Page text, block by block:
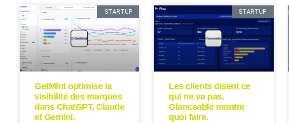
STARTUP
GetMint optimise la
visibilité des marques
dans ChatGPT, Claude
et Gemini.
STARTUP
Les clients disent ce
qui ne va pas.
Glanceable montre
quoi faire.